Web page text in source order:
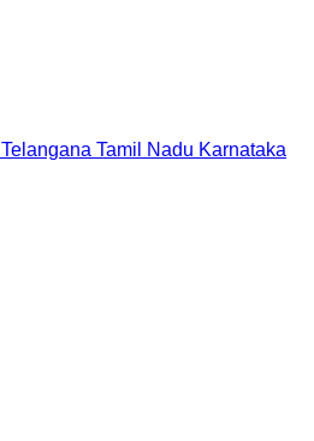
Telangana Tamil Nadu Karnataka